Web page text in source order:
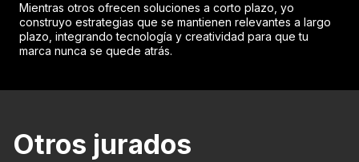
Mientras otros ofrecen soluciones a corto plazo, yo
construyo estrategias que se mantienen relevantes a largo
plazo, integrando tecnología y creatividad para que tu
marca nunca se quede atrás.
Otros jurados